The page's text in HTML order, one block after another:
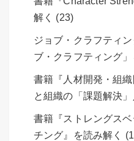
解く (23)
ジョブ・クラフティ
ブ・クラフティング
書籍『人材開発・組
と組織の「課題解決
書籍『ストレングス
チング』を読み解く